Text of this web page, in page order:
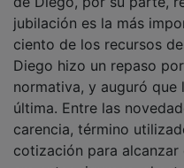
jubilación es la más
ciento de los recursos
Diego hizo un repaso
normativa, y auguró que
última. Entre las
carencia, término
cotización para alcanzar
era antes rigurosa, al